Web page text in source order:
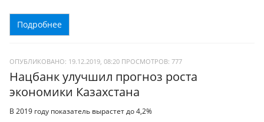
Подробнее
ОПУБЛИКОВАНО: 19.12.2019, 08:20 ПРОСМОТРОВ: 777
Нацбанк улучшил прогноз роста
экономики Казахстана
В 2019 году показатель вырастет до 4,2%